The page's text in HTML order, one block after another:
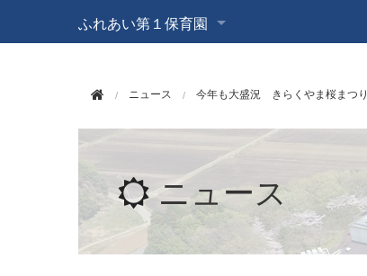
ふれあい第１保育園
ニュース 今年も大盛況 きらくやま桜まつり
ニュース